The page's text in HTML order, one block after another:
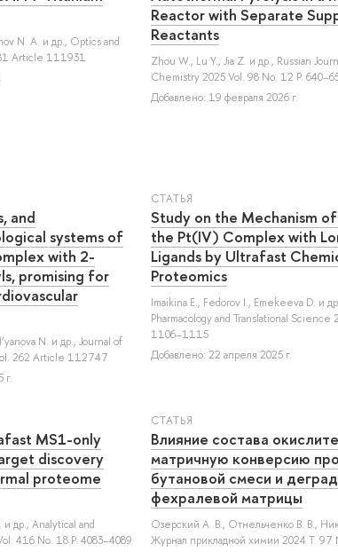
N. A. и др., Optics and
Article 111931
Reactor with Separate
Reactants
Zhou W., Lu Y.,Jia Z. и др., Russian
Chemistry 2025 Vol. 98 No. 12 P.
Добавлено: 19 февраля 2026 г.
and
systems of
with 2-
promising for
N. и др., Journal of
262 Article 112747
г.
СТАТЬЯ
Study on the Mechanism
the Pt(IV) Complex with
Ligands by Ultrafast
Proteomics
Imaikina E., Fedorov I., Emekeeva D. и
Pharmacology and Translational Science
1106–1115
Добавлено: 22 апреля 2025 г.
MS1-only
discovery
proteome
и др., Analytical and
416 No. 18 P. 4083–4089
СТАТЬЯ
Влияние состава
матричную конверсию
бутановой смеси и
фехралевой матрицы
Озерский А. В., Отнельченко В. В.,
Журнал прикладной химии 2024 Т.